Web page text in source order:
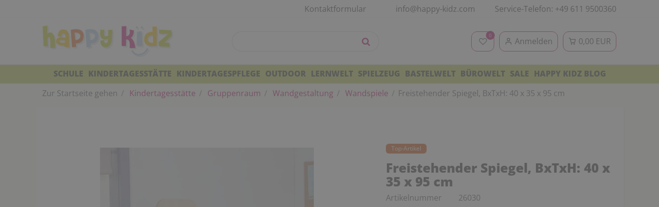
Kontaktformular info@happy-kidz.com Service-Telefon: +49 611 9500360
0
Anmelden 0,00 EUR
SCHULE KINDERTAGESSTÄTTE KINDERTAGESPFLEGE OUTDOOR LERNWELT SPIELZEUG BASTELWELT BÜROWELT SALE HAPPY KIDZ BLOG
Zur Startseite gehen
Kindertagesstätte Gruppenraum Wandgestaltung Wandspiele Freistehender Spiegel, BxTxH: 40 x 35 x 95 cm
Top-Artikel
Freistehender Spiegel, BxTxH: 40 x
35 x 95 cm
Artikelnummer 26030